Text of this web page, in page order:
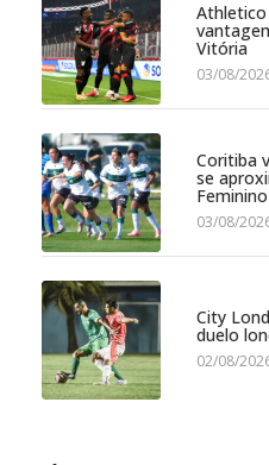
Athletico
Vitória
03/08/
Coritiba
se
03/08/
City
duelo
02/08/